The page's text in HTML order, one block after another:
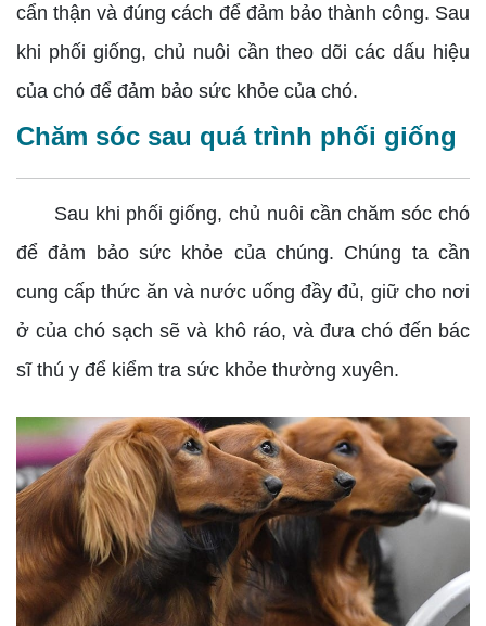
cẩn thận và đúng cách để đảm bảo thành công. Sau
khi phối giống, chủ nuôi cần theo dõi các dấu hiệu
của chó để đảm bảo sức khỏe của chó.
Chăm sóc sau quá trình phối giống
Sau khi phối giống, chủ nuôi cần chăm sóc chó
để đảm bảo sức khỏe của chúng. Chúng ta cần
cung cấp thức ăn và nước uống đầy đủ, giữ cho nơi
ở của chó sạch sẽ và khô ráo, và đưa chó đến bác
sĩ thú y để kiểm tra sức khỏe thường xuyên.